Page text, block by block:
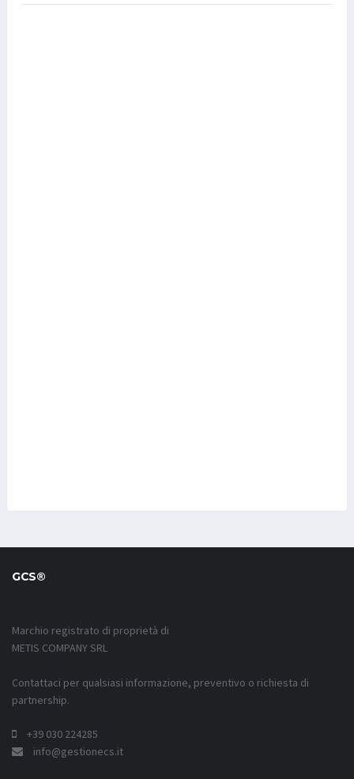
GCS®
Marchio registrato di proprietà di
METIS COMPANY SRL
Contattaci per qualsiasi informazione, preventivo o richiesta di
partnership.
+39 030 224285
info@gestionecs.it